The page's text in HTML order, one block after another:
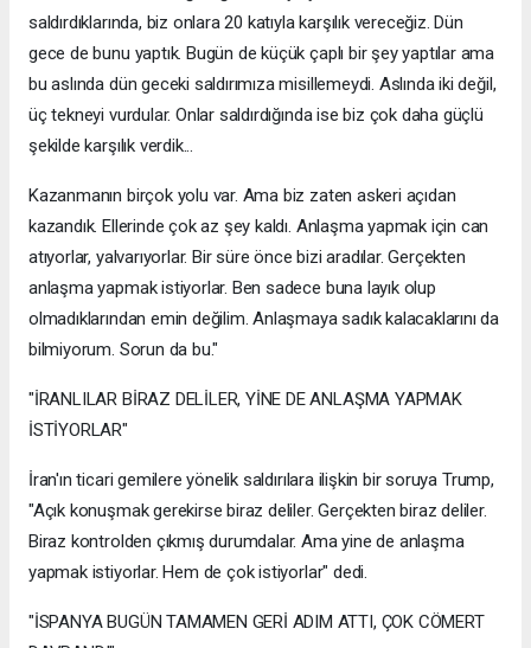
saldırdıklarında, biz onlara 20 katıyla karşılık vereceğiz. Dün
gece de bunu yaptık. Bugün de küçük çaplı bir şey yaptılar ama
bu aslında dün geceki saldırımıza misillemeydi. Aslında iki değil,
üç tekneyi vurdular. Onlar saldırdığında ise biz çok daha güçlü
şekilde karşılık verdik...
Kazanmanın birçok yolu var. Ama biz zaten askeri açıdan
kazandık. Ellerinde çok az şey kaldı. Anlaşma yapmak için can
atıyorlar, yalvarıyorlar. Bir süre önce bizi aradılar. Gerçekten
anlaşma yapmak istiyorlar. Ben sadece buna layık olup
olmadıklarından emin değilim. Anlaşmaya sadık kalacaklarını da
bilmiyorum. Sorun da bu."
"İRANLILAR BİRAZ DELİLER, YİNE DE ANLAŞMA YAPMAK
İSTİYORLAR"
İran'ın ticari gemilere yönelik saldırılara ilişkin bir soruya Trump,
"Açık konuşmak gerekirse biraz deliler. Gerçekten biraz deliler.
Biraz kontrolden çıkmış durumdalar. Ama yine de anlaşma
yapmak istiyorlar. Hem de çok istiyorlar" dedi.
"İSPANYA BUGÜN TAMAMEN GERİ ADIM ATTI, ÇOK CÖMERT